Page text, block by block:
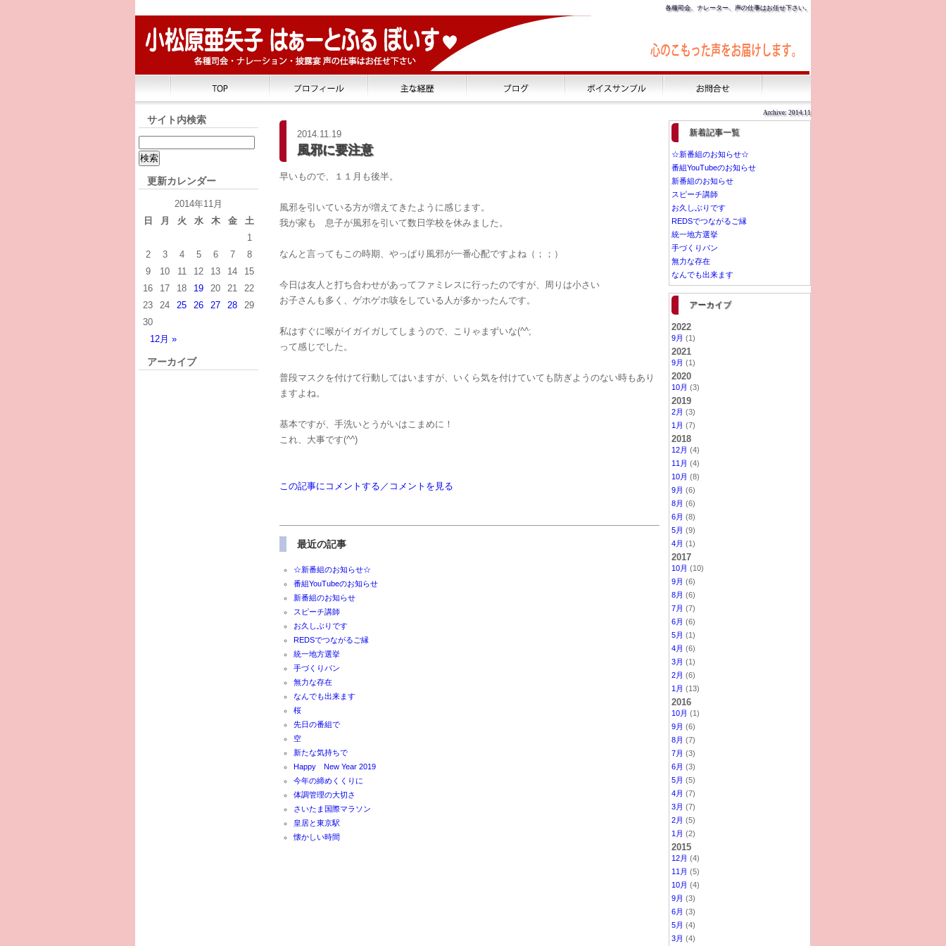
各種司会、ナレーター、声の仕事はお任せ下さい。
サイト内検索
更新カレンダー
2014年11月
日
月 火 水 木 金
土
1
2
3 4 5 6 7
8
9
10 11 12 13 14
15
16
17 18 19 20 21
22
23
24 25 26 27 28
29
30
12月 »
アーカイブ
Archive: 2014.11
2014.11.19
風邪に要注意
早いもので、１１月も後半。
風邪を引いている方が増えてきたように感じます。
我が家も 息子が風邪を引いて数日学校を休みました。
なんと言ってもこの時期、やっぱり風邪が一番心配ですよね（；；）
今日は友人と打ち合わせがあってファミレスに行ったのですが、周りは小さい
お子さんも多く、ゲホゲホ咳をしている人が多かったんです。
私はすぐに喉がイガイガしてしまうので、こりゃまずいな(^^;
って感じでした。
普段マスクを付けて行動してはいますが、いくら気を付けていても防ぎようのない時もあり
ますよね。
基本ですが、手洗いとうがいはこまめに！
これ、大事です(^^)
この記事にコメントする／コメントを見る
最近の記事
☆新番組のお知らせ☆
番組YouTubeのお知らせ
新番組のお知らせ
スピーチ講師
お久しぶりです
REDSでつながるご縁
統一地方選挙
手づくりパン
無力な存在
なんでも出来ます
桜
先日の番組で
空
新たな気持ちで
Happy New Year 2019
今年の締めくくりに
体調管理の大切さ
さいたま国際マラソン
皇居と東京駅
懐かしい時間
新着記事一覧
☆新番組のお知らせ☆
番組YouTubeのお知らせ
新番組のお知らせ
スピーチ講師
お久しぶりです
REDSでつながるご縁
統一地方選挙
手づくりパン
無力な存在
なんでも出来ます
アーカイブ
2022
9月 (1)
2021
9月 (1)
2020
10月 (3)
2019
2月 (3)
1月 (7)
2018
12月 (4)
11月 (4)
10月 (8)
9月 (6)
8月 (6)
6月 (8)
5月 (9)
4月 (1)
2017
10月 (10)
9月 (6)
8月 (6)
7月 (7)
6月 (6)
5月 (1)
4月 (6)
3月 (1)
2月 (6)
1月 (13)
2016
10月 (1)
9月 (6)
8月 (7)
7月 (3)
6月 (3)
5月 (5)
4月 (7)
3月 (7)
2月 (5)
1月 (2)
2015
12月 (4)
11月 (5)
10月 (4)
9月 (3)
6月 (3)
5月 (4)
3月 (4)